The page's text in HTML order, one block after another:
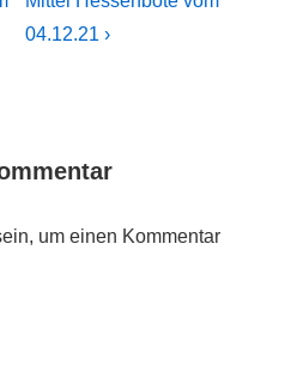
04.12.21 ›
um einen Kommentar